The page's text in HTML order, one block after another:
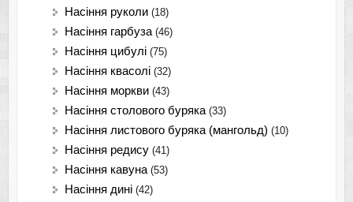
Насіння руколи (18)
Насіння гарбуза (46)
Насіння цибулі (75)
Насіння квасолі (32)
Насіння моркви (43)
Насіння столового буряка (33)
Насіння листового буряка (мангольд) (10)
Насіння редису (41)
Насіння кавуна (53)
Насіння дині (42)